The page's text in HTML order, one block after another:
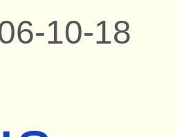
10-18